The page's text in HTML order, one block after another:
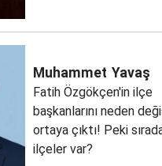
Muhammet Yavaş
Fatih Özgökçen'in ilçe
başkanlarını neden
ortaya çıktı! Peki
ilçeler var?